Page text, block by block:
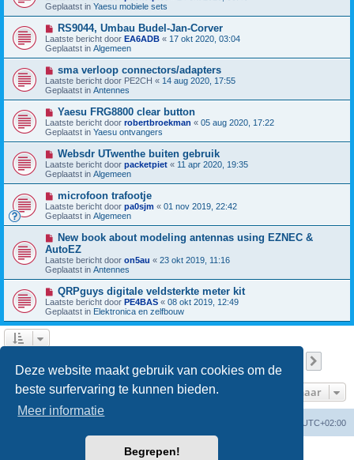
Deze website maakt gebruik van cookies om de
beste surfervaring te kunnen bieden.
Meer informatie
Begrepen!
tr
i
h
t
e
u
w
b
e
r
i
c
h
t
Geplaatst in Yaesu mobiele sets
N
i
e
u
b
e
r
i
c
h
t
RS9044, Umbau Budel-Jan-Corver
Laatste bericht door EA6ADB « 17 okt 2020, 03:04
Geplaatst in Algemeen
N
i
e
u
w
e
r
i
c
h
t
sma verloop connectors/adapters
Laatste bericht door PE2CH « 14 aug 2020, 17:55
Geplaatst in Antennes
N
i
e
u
w
b
e
r
i
c
h
t
Yaesu FRG8800 clear button
Laatste bericht door robertbroekman « 05 aug 2020, 17:22
Geplaatst in Yaesu ontvangers
N
i
e
u
b
e
r
i
h
t
Websdr UTwenthe buiten gebruik
Laatste bericht door packetpiet « 11 apr 2020, 19:35
Geplaatst in Algemeen
N
i
e
u
w
b
e
r
i
c
h
microfoon trafootje
Laatste bericht door pa0sjm « 01 nov 2019, 22:42
Geplaatst in Algemeen
N
e
u
w
b
e
r
i
c
New book about modeling antennas using EZNEC &
AutoEZ
Laatste bericht door on5au « 23 okt 2019, 11:16
Geplaatst in Antennes
N
i
e
u
w
e
c
t
QRPguys digitale veldsterkte meter kit
Laatste bericht door PE4BAS « 08 okt 2019, 12:49
Geplaatst in Elektronica en zelfbouw
Ga naar
UTC+02:00
phpBB® Forum Software © phpBB Limited